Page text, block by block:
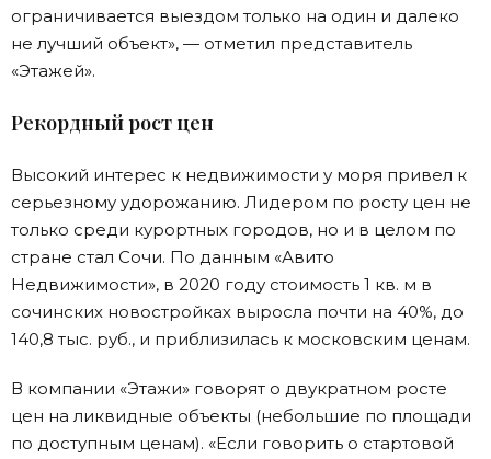
ограничивается выездом только на один и далеко
не лучший объект», — отметил представитель
«Этажей».
Рекордный рост цен
Высокий интерес к недвижимости у моря привел к
серьезному удорожанию. Лидером по росту цен не
только среди курортных городов, но и в целом по
стране стал Сочи. По данным «Авито
Недвижимости», в 2020 году стоимость 1 кв. м в
сочинских новостройках выросла почти на 40%, до
140,8 тыс. руб., и приблизилась к московским ценам.
В компании «Этажи» говорят о двукратном росте
цен на ликвидные объекты (небольшие по площади
по доступным ценам). «Если говорить о стартовой